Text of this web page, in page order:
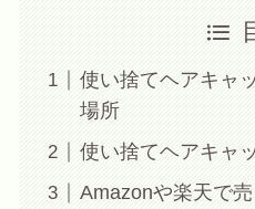
使い捨てヘアキャ
場所
使い捨てヘアキャ
Amazonや楽天で売